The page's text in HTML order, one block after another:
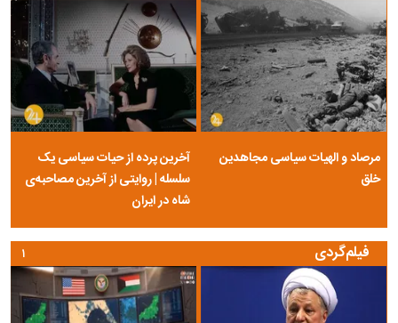
مرصاد و الهیات سیاسی مجاهدین
خلق
آخرین پرده از حیات سیاسی یک
سلسله | روایتی از آخرین مصاحبه‌ی
شاه در ایران
فیلم‌گردی ۱